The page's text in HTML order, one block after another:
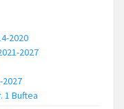
2020
2027
1 Buftea